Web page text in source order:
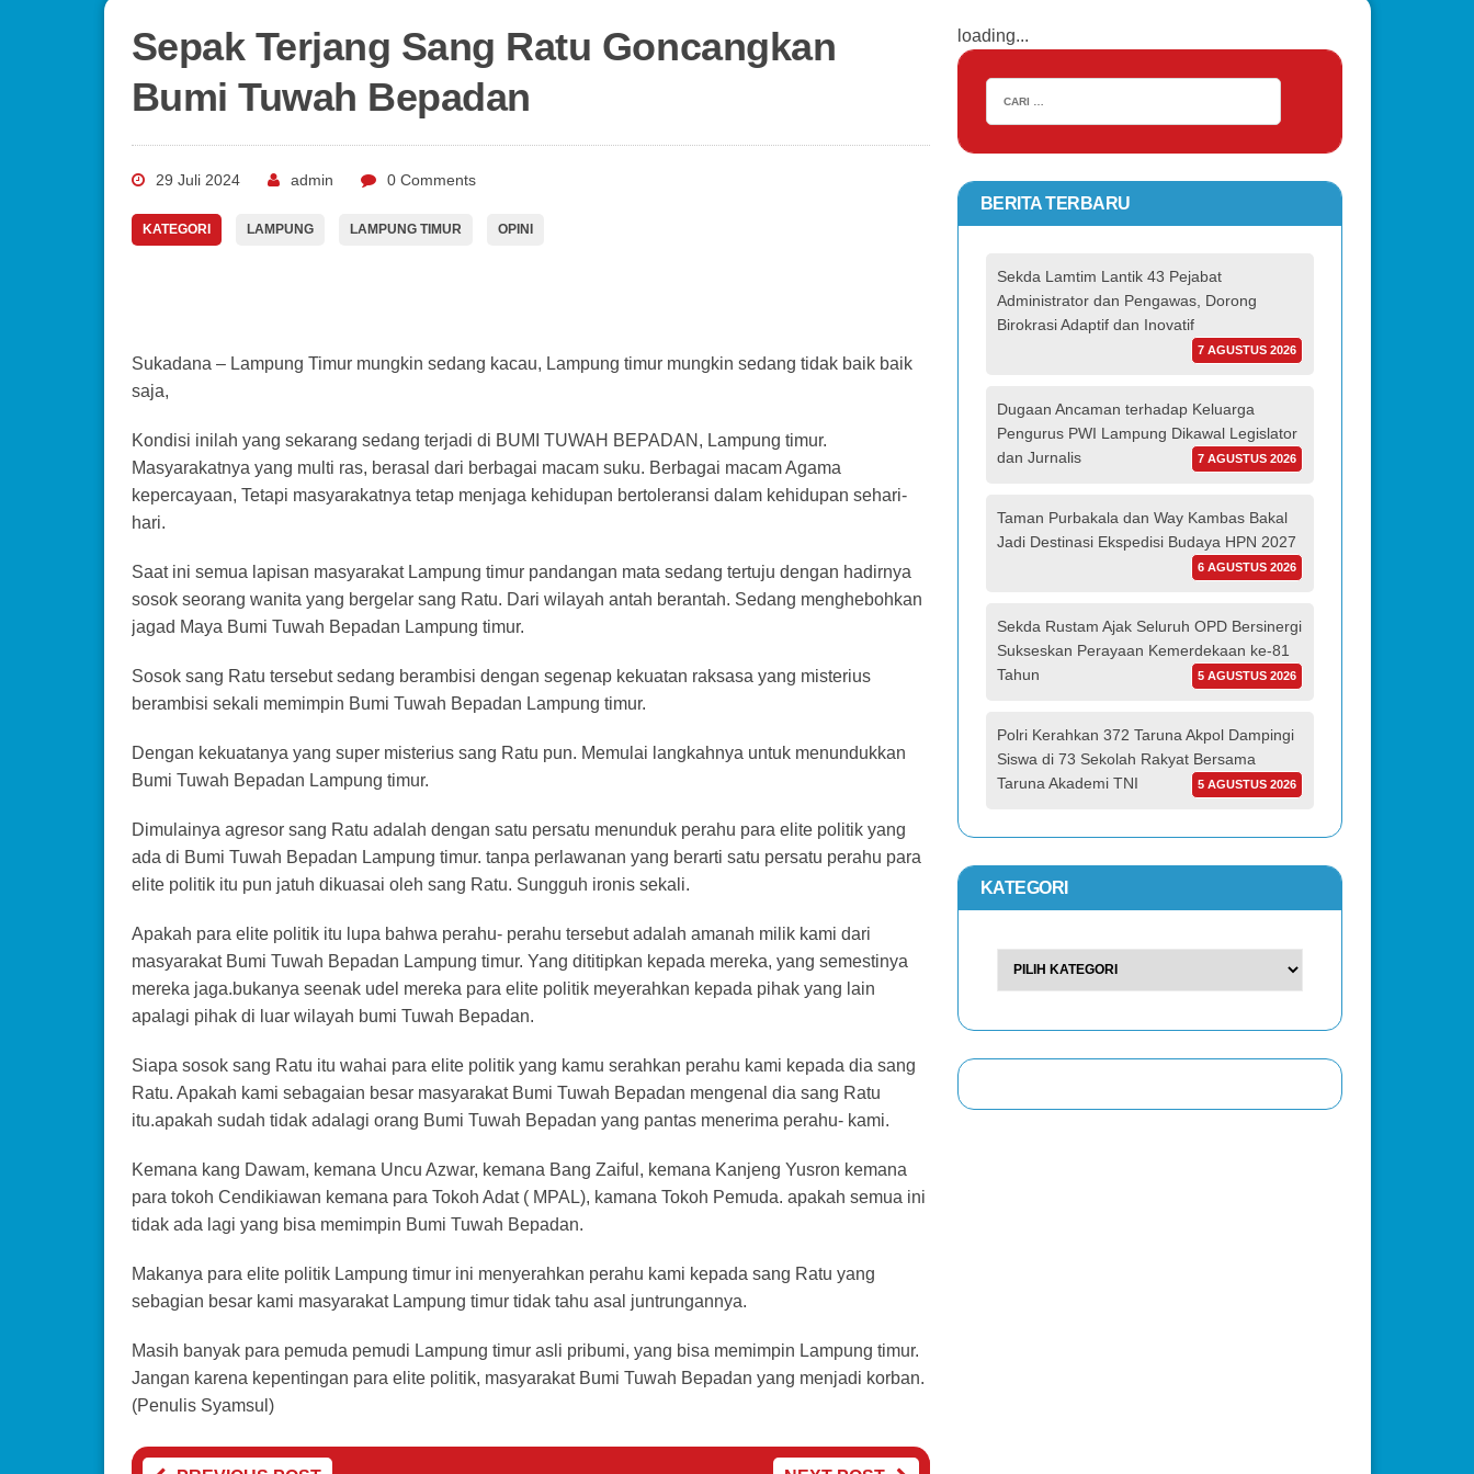
Sepak Terjang Sang Ratu Goncangkan
Bumi Tuwah Bepadan
29 Juli 2024 admin 0 Comments
KATEGORI LAMPUNG LAMPUNG TIMUR OPINI
Sukadana – Lampung Timur mungkin sedang kacau, Lampung timur mungkin sedang tidak baik baik
saja,
Kondisi inilah yang sekarang sedang terjadi di BUMI TUWAH BEPADAN, Lampung timur.
Masyarakatnya yang multi ras, berasal dari berbagai macam suku. Berbagai macam Agama
kepercayaan, Tetapi masyarakatnya tetap menjaga kehidupan bertoleransi dalam kehidupan sehari-
hari.
Saat ini semua lapisan masyarakat Lampung timur pandangan mata sedang tertuju dengan hadirnya
sosok seorang wanita yang bergelar sang Ratu. Dari wilayah antah berantah. Sedang menghebohkan
jagad Maya Bumi Tuwah Bepadan Lampung timur.
Sosok sang Ratu tersebut sedang berambisi dengan segenap kekuatan raksasa yang misterius
berambisi sekali memimpin Bumi Tuwah Bepadan Lampung timur.
Dengan kekuatanya yang super misterius sang Ratu pun. Memulai langkahnya untuk menundukkan
Bumi Tuwah Bepadan Lampung timur.
Dimulainya agresor sang Ratu adalah dengan satu persatu menunduk perahu para elite politik yang
ada di Bumi Tuwah Bepadan Lampung timur. tanpa perlawanan yang berarti satu persatu perahu para
elite politik itu pun jatuh dikuasai oleh sang Ratu. Sungguh ironis sekali.
Apakah para elite politik itu lupa bahwa perahu- perahu tersebut adalah amanah milik kami dari
masyarakat Bumi Tuwah Bepadan Lampung timur. Yang dititipkan kepada mereka, yang semestinya
mereka jaga.bukanya seenak udel mereka para elite politik meyerahkan kepada pihak yang lain
apalagi pihak di luar wilayah bumi Tuwah Bepadan.
Siapa sosok sang Ratu itu wahai para elite politik yang kamu serahkan perahu kami kepada dia sang
Ratu. Apakah kami sebagaian besar masyarakat Bumi Tuwah Bepadan mengenal dia sang Ratu
itu.apakah sudah tidak adalagi orang Bumi Tuwah Bepadan yang pantas menerima perahu- kami.
Kemana kang Dawam, kemana Uncu Azwar, kemana Bang Zaiful, kemana Kanjeng Yusron kemana
para tokoh Cendikiawan kemana para Tokoh Adat ( MPAL), kamana Tokoh Pemuda. apakah semua ini
tidak ada lagi yang bisa memimpin Bumi Tuwah Bepadan.
Makanya para elite politik Lampung timur ini menyerahkan perahu kami kepada sang Ratu yang
sebagian besar kami masyarakat Lampung timur tidak tahu asal juntrungannya.
Masih banyak para pemuda pemudi Lampung timur asli pribumi, yang bisa memimpin Lampung timur.
Jangan karena kepentingan para elite politik, masyarakat Bumi Tuwah Bepadan yang menjadi korban.
(Penulis Syamsul)
loading...
BERITA TERBARU
Sekda Lamtim Lantik 43 Pejabat
Administrator dan Pengawas, Dorong
Birokrasi Adaptif dan Inovatif
7 AGUSTUS 2026
Dugaan Ancaman terhadap Keluarga
Pengurus PWI Lampung Dikawal Legislator
dan Jurnalis
7 AGUSTUS 2026
Taman Purbakala dan Way Kambas Bakal
Jadi Destinasi Ekspedisi Budaya HPN 2027
6 AGUSTUS 2026
Sekda Rustam Ajak Seluruh OPD Bersinergi
Sukseskan Perayaan Kemerdekaan ke-81
Tahun
5 AGUSTUS 2026
Polri Kerahkan 372 Taruna Akpol Dampingi
Siswa di 73 Sekolah Rakyat Bersama
Taruna Akademi TNI
5 AGUSTUS 2026
KATEGORI